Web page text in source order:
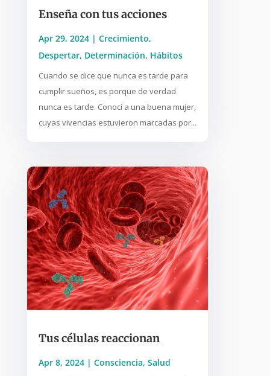
Enseña con tus acciones
Apr 29, 2024| Crecimiento,
Despertar, Determinación, Hábitos
Cuando se dice que nunca es tarde para
cumplir sueños, es porque de verdad
nunca es tarde. Conocí a una buena mujer,
cuyas vivencias estuvieron marcadas por...
Tus células reaccionan
Apr 8, 2024| Consciencia, Salud